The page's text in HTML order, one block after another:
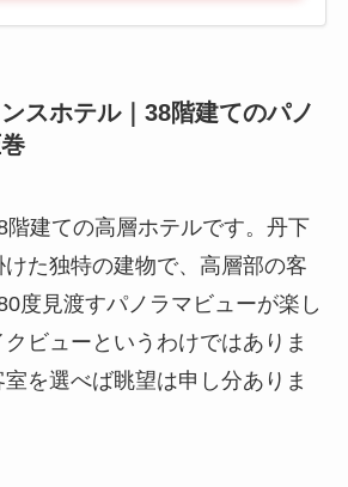
スホテル｜38階建てのパノ
階建ての高層ホテルです。丹下
た独特の建物で、高層部の客
度見渡すパノラマビューが楽し
ビューというわけではありま
を選べば眺望は申し分ありま